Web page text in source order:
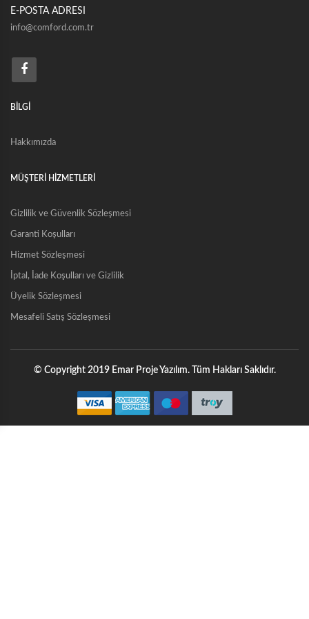
E-POSTA ADRESI
info@comford.com.tr
BİLGİ
Hakkımızda
MÜŞTERİ HİZMETLERİ
Gizlilik ve Güvenlik Sözleşmesi
Garanti Koşulları
Hizmet Sözleşmesi
İptal, İade Koşulları ve Gizlilik
Üyelik Sözleşmesi
Mesafeli Satış Sözleşmesi
© Copyright 2019 Emar Proje Yazılım. Tüm Hakları Saklıdır.